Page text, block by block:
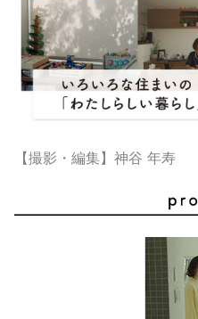
【撮影・編集】神谷 年寿